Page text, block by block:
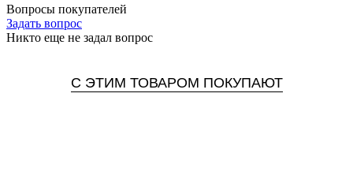
Вопросы покупателей
Задать вопрос
Никто еще не задал вопрос
С ЭТИМ ТОВАРОМ ПОКУПАЮТ